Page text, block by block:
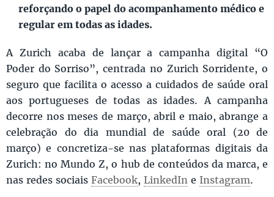
reforçando o papel do acompanhamento médico e
regular em todas as idades.
A Zurich acaba de lançar a campanha digital “O
Poder do Sorriso”, centrada no Zurich Sorridente, o
seguro que facilita o acesso a cuidados de saúde oral
aos portugueses de todas as idades. A campanha
decorre nos meses de março, abril e maio, abrange a
celebração do dia mundial de saúde oral (20 de
março) e concretiza-se nas plataformas digitais da
Zurich: no Mundo Z, o hub de conteúdos da marca, e
nas redes sociais Facebook, LinkedIn e Instagram.